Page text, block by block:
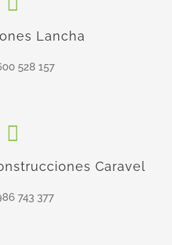
Lancha
528 157
Caravel
743 377